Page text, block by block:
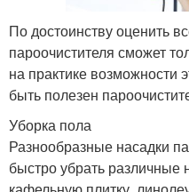
По достоинству оценить
пароочистителя сможет
на практике возможности
быть полезен
Уборка пола
Разнообразные насадки
быстро убрать различные